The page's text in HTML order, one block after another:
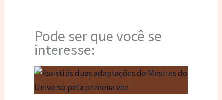
Pode ser que você se
interesse: